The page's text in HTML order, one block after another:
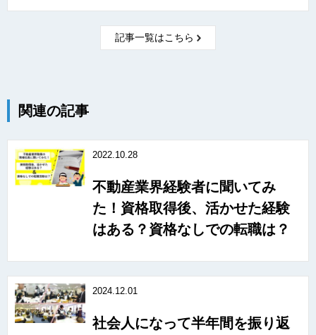
記事一覧はこちら
関連の記事
2022.10.28
不動産業界経験者に聞いてみ
た！資格取得後、活かせた経験
はある？資格なしでの転職は？
2024.12.01
社会人になって半年間を振り返